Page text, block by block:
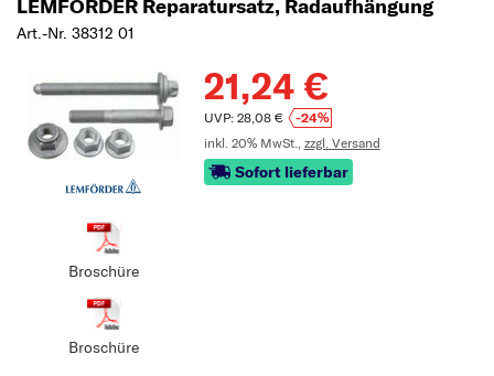
LEMFÖRDER Reparatursatz, Radaufhängung
Art.-Nr. 38312 01
Broschüre
Broschüre
21,24 €
UVP: 28,08 €
-24%
inkl. 20% MwSt., zzgl. Versand
Sofort lieferbar